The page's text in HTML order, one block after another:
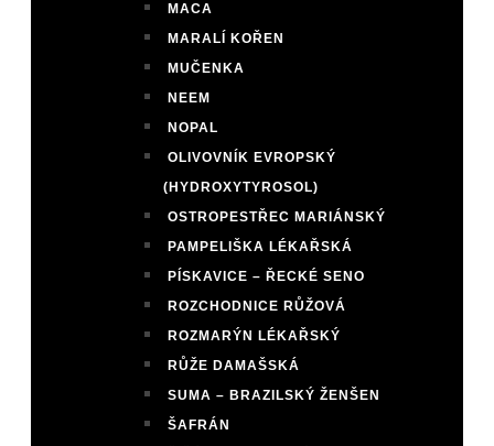
MACA
MARALÍ KOŘEN
MUČENKA
NEEM
NOPAL
OLIVOVNÍK EVROPSKÝ
(HYDROXYTYROSOL)
OSTROPESTŘEC MARIÁNSKÝ
PAMPELIŠKA LÉKAŘSKÁ
PÍSKAVICE – ŘECKÉ SENO
ROZCHODNICE RŮŽOVÁ
ROZMARÝN LÉKAŘSKÝ
RŮŽE DAMAŠSKÁ
SUMA – BRAZILSKÝ ŽENŠEN
ŠAFRÁN